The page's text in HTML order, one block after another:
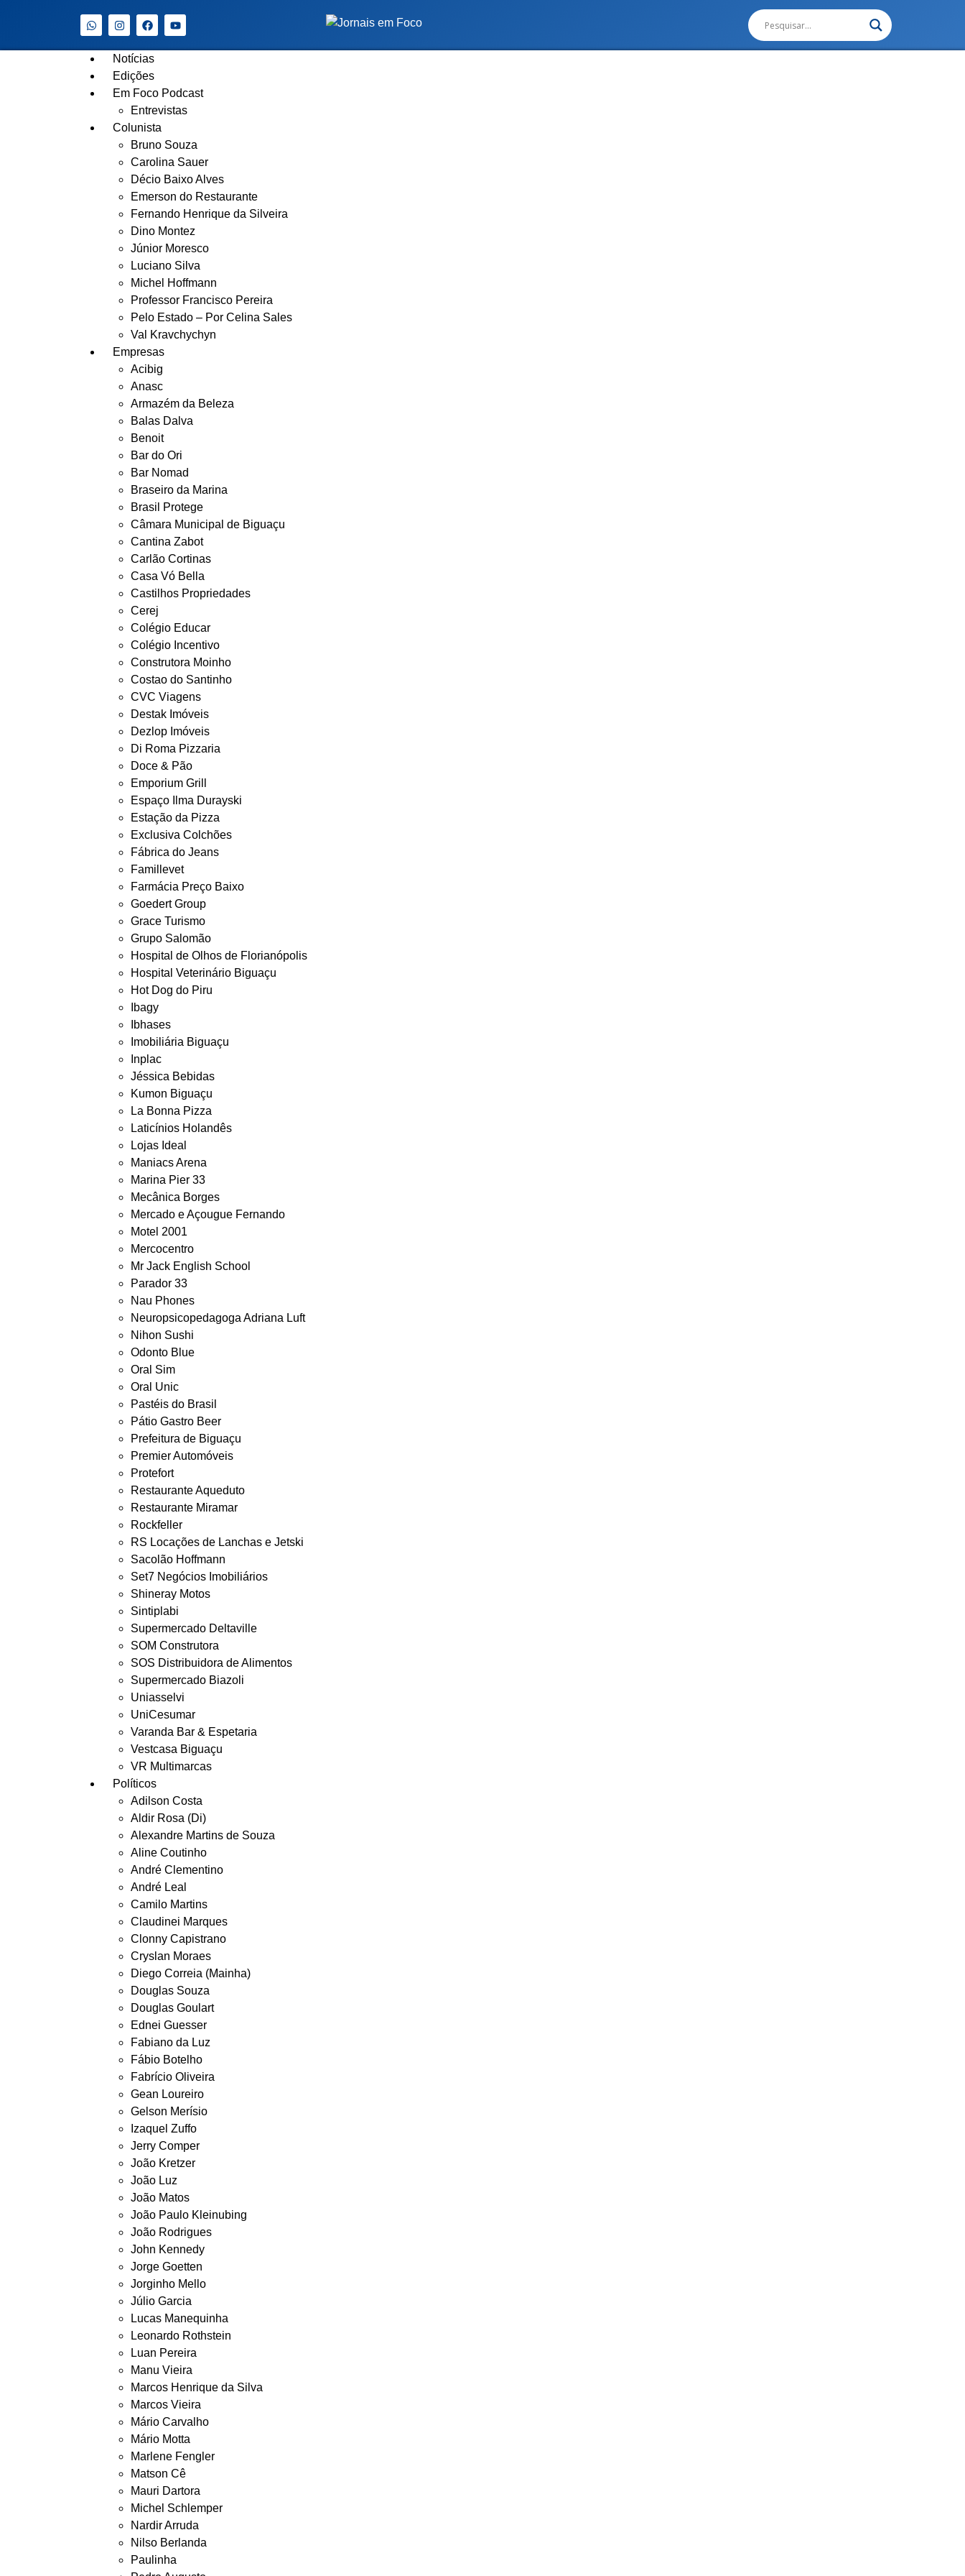
Notícias
Edições
Em Foco Podcast
Entrevistas
Colunista
Bruno Souza
Carolina Sauer
Décio Baixo Alves
Emerson do Restaurante
Fernando Henrique da Silveira
Dino Montez
Júnior Moresco
Luciano Silva
Michel Hoffmann
Professor Francisco Pereira
Pelo Estado – Por Celina Sales
Val Kravchychyn
Empresas
Acibig
Anasc
Armazém da Beleza
Balas Dalva
Benoit
Bar do Ori
Bar Nomad
Braseiro da Marina
Brasil Protege
Câmara Municipal de Biguaçu
Cantina Zabot
Carlão Cortinas
Casa Vó Bella
Castilhos Propriedades
Cerej
Colégio Educar
Colégio Incentivo
Construtora Moinho
Costao do Santinho
CVC Viagens
Destak Imóveis
Dezlop Imóveis
Di Roma Pizzaria
Doce & Pão
Emporium Grill
Espaço Ilma Durayski
Estação da Pizza
Exclusiva Colchões
Fábrica do Jeans
Famillevet
Farmácia Preço Baixo
Goedert Group
Grace Turismo
Grupo Salomão
Hospital de Olhos de Florianópolis
Hospital Veterinário Biguaçu
Hot Dog do Piru
Ibagy
Ibhases
Imobiliária Biguaçu
Inplac
Jéssica Bebidas
Kumon Biguaçu
La Bonna Pizza
Laticínios Holandês
Lojas Ideal
Maniacs Arena
Marina Pier 33
Mecânica Borges
Mercado e Açougue Fernando
Motel 2001
Mercocentro
Mr Jack English School
Parador 33
Nau Phones
Neuropsicopedagoga Adriana Luft
Nihon Sushi
Odonto Blue
Oral Sim
Oral Unic
Pastéis do Brasil
Pátio Gastro Beer
Prefeitura de Biguaçu
Premier Automóveis
Protefort
Restaurante Aqueduto
Restaurante Miramar
Rockfeller
RS Locações de Lanchas e Jetski
Sacolão Hoffmann
Set7 Negócios Imobiliários
Shineray Motos
Sintiplabi
Supermercado Deltaville
SOM Construtora
SOS Distribuidora de Alimentos
Supermercado Biazoli
Uniasselvi
UniCesumar
Varanda Bar & Espetaria
Vestcasa Biguaçu
VR Multimarcas
Políticos
Adilson Costa
Aldir Rosa (Di)
Alexandre Martins de Souza
Aline Coutinho
André Clementino
André Leal
Camilo Martins
Claudinei Marques
Clonny Capistrano
Cryslan Moraes
Diego Correia (Mainha)
Douglas Souza
Douglas Goulart
Ednei Guesser
Fabiano da Luz
Fábio Botelho
Fabrício Oliveira
Gean Loureiro
Gelson Merísio
Izaquel Zuffo
Jerry Comper
João Kretzer
João Luz
João Matos
João Paulo Kleinubing
João Rodrigues
John Kennedy
Jorge Goetten
Jorginho Mello
Júlio Garcia
Lucas Manequinha
Leonardo Rothstein
Luan Pereira
Manu Vieira
Marcos Henrique da Silva
Marcos Vieira
Mário Carvalho
Mário Motta
Marlene Fengler
Matson Cê
Mauri Dartora
Michel Schlemper
Nardir Arruda
Nilso Berlanda
Paulinha